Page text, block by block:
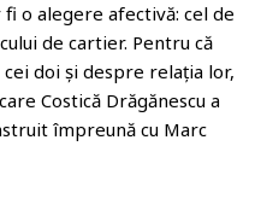
o alegere afectivă: cel de
de cartier. Pentru că
doi și despre relația lor,
Costică Drăgănescu a
împreună cu Marc